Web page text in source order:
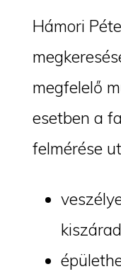
Hámori
megfelelő
esetben a
felmérése